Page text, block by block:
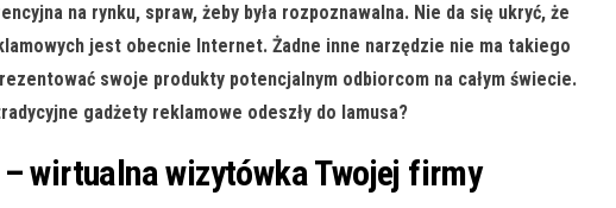
na rynku, spraw, żeby była rozpoznawalna. Nie da się ukryć, że
jest obecnie Internet. Żadne inne narzędzie nie ma takiego
swoje produkty potencjalnym odbiorcom na całym świecie.
gadżety reklamowe odeszły do lamusa?
wirtualna wizytówka Twojej firmy